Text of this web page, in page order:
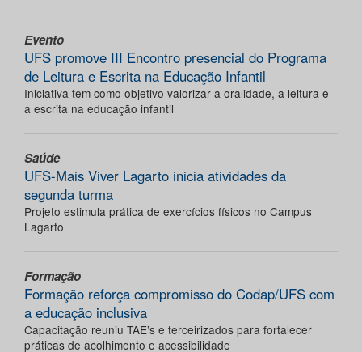
Evento
UFS promove III Encontro presencial do Programa
de Leitura e Escrita na Educação Infantil
Iniciativa tem como objetivo valorizar a oralidade, a leitura e
a escrita na educação infantil
Saúde
UFS-Mais Viver Lagarto inicia atividades da
segunda turma
Projeto estimula prática de exercícios físicos no Campus
Lagarto
Formação
Formação reforça compromisso do Codap/UFS com
a educação inclusiva
Capacitação reuniu TAE’s e terceirizados para fortalecer
práticas de acolhimento e acessibilidade